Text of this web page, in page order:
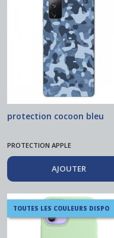
protection cocoon bleu
PROTECTION APPLE
AJOUTER
TOUTES LES COULEURS DISPO